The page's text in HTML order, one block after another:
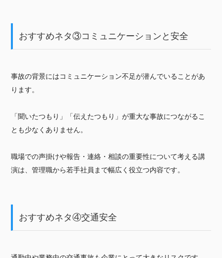
おすすめネタ③コミュニケーションと安全
事故の背景にはコミュニケーション不足が潜んでいることがあ
ります。
「聞いたつもり」「伝えたつもり」が重大な事故につながるこ
とも少なくありません。
職場での声掛けや報告・連絡・相談の重要性について考える講
演は、管理職から若手社員まで幅広く役立つ内容です。
おすすめネタ④交通安全